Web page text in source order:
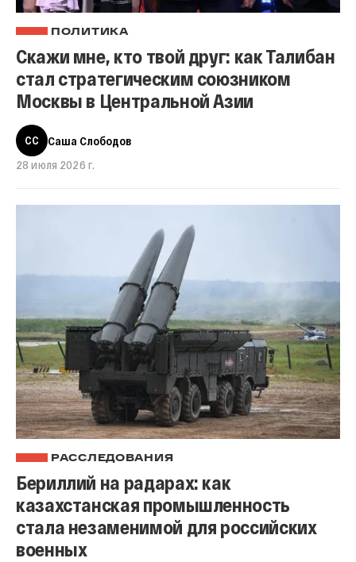
ПОЛИТИКА
Скажи мне, кто твой друг: как Талибан
стал стратегическим союзником
Москвы в Центральной Азии
СС
Саша Слободов
28 июля 2026 г.
РАССЛЕДОВАНИЯ
Бериллий на радарах: как
казахстанская промышленность
стала незаменимой для российских
военных